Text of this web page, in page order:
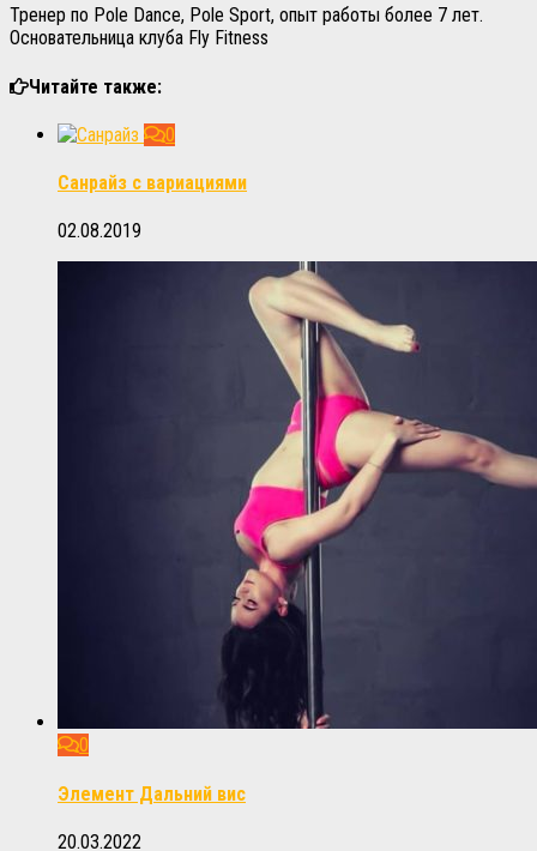
Тренер по Pole Dance, Pole Sport, опыт работы более 7 лет.
Основательница клуба Fly Fitness
Читайте также:
0
Санрайз с вариациями
02.08.2019
0
Элемент Дальний вис
20.03.2022